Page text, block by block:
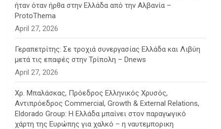
ήταν όταν ήρθα στην Ελλάδα από την Αλβανία –
ProtoThema
April 27, 2026
Γεραπετρίτης: Σε τροχιά συνεργασίας Ελλάδα και Λιβύη
μετά τις επαφές στην Τρίπολη – Dnews
April 27, 2026
Χρ. Μπαλάσκας, Πρόεδρος Ελληνικός Χρυσός,
Αντιπρόεδρος Commercial, Growth & External Relations,
Eldorado Group: Η Ελλάδα μπαίνει στον παραγωγικό
χάρτη της Ευρώπης για χαλκό – η ναυτεμπορικη